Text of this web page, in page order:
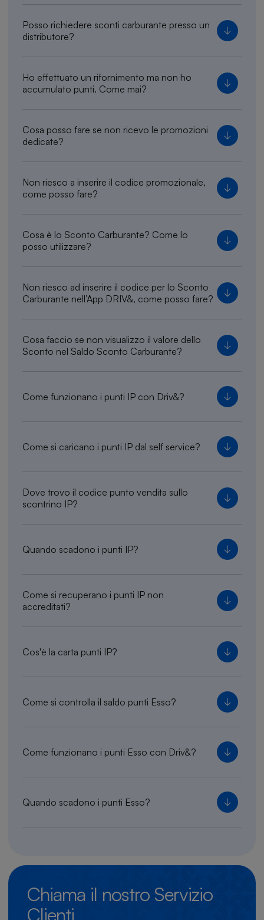
Posso richiedere sconti carburante presso un
distributore?
Ho effettuato un rifornimento ma non ho
accumulato punti. Come mai?
Cosa posso fare se non ricevo le promozioni
dedicate?
Non riesco a inserire il codice promozionale,
come posso fare?
Cosa è lo Sconto Carburante? Come lo
posso utilizzare?
Non riesco ad inserire il codice per lo Sconto
Carburante nell’App DRIV&, come posso fare?
Cosa faccio se non visualizzo il valore dello
Sconto nel Saldo Sconto Carburante?
Come funzionano i punti IP con Driv&?
Come si caricano i punti IP dal self service?
Dove trovo il codice punto vendita sullo
scontrino IP?
Quando scadono i punti IP?
Come si recuperano i punti IP non
accreditati?
Cos'è la carta punti IP?
Come si controlla il saldo punti Esso?
Come funzionano i punti Esso con Driv&?
Quando scadono i punti Esso?
Chiama il nostro Servizio
Clienti